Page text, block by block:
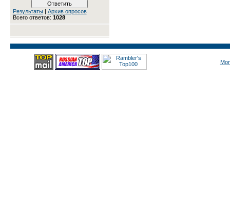
Результаты| Архив опросов
Всего ответов: 1028